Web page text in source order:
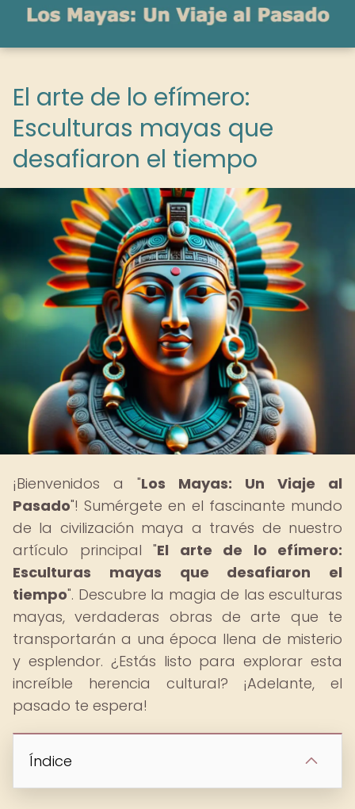
El arte de lo efímero:
Esculturas mayas que
desafiaron el tiempo
¡Bienvenidos a "Los Mayas: Un Viaje al
Pasado"! Sumérgete en el fascinante mundo
de la civilización maya a través de nuestro
artículo principal "El arte de lo efímero:
Esculturas mayas que desafiaron el
tiempo". Descubre la magia de las esculturas
mayas, verdaderas obras de arte que te
transportarán a una época llena de misterio
y esplendor. ¿Estás listo para explorar esta
increíble herencia cultural? ¡Adelante, el
pasado te espera!
Índice